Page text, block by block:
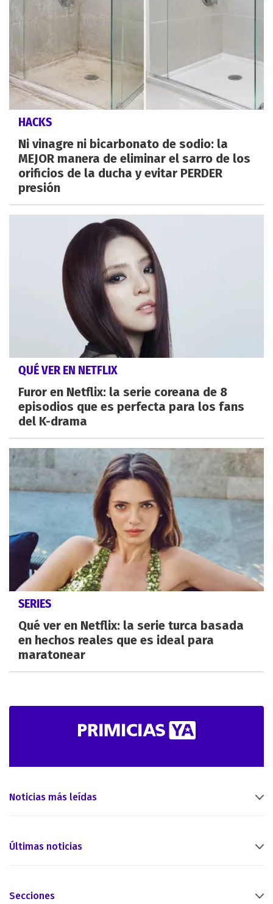
HACKS
Ni vinagre ni bicarbonato de sodio: la
MEJOR manera de eliminar el sarro de los
orificios de la ducha y evitar PERDER
presión
QUÉ VER EN NETFLIX
Furor en Netflix: la serie coreana de 8
episodios que es perfecta para los fans
del K-drama
SERIES
Qué ver en Netflix: la serie turca basada
en hechos reales que es ideal para
maratonear
Noticias más leídas
Últimas noticias
Secciones